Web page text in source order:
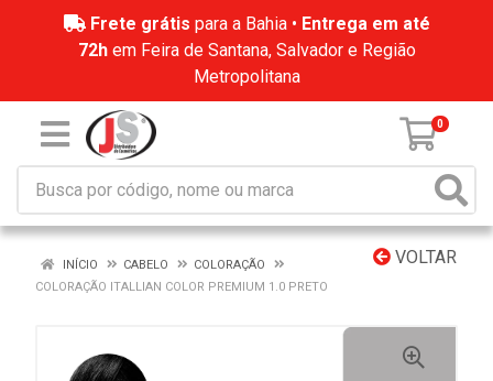
Frete grátis para a Bahia • Entrega em até
72hem Feira de Santana, Salvador e Região
Metropolitana
0
VOLTAR
INÍCIO CABELO
COLORAÇÃO
COLORAÇÃO ITALLIAN COLOR PREMIUM 1.0 PRETO